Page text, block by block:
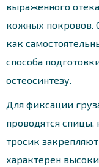
выраженного
кожных покровов.
как
способа
остеосинтезу.
Для фиксации
проводятся
тросик
характерен